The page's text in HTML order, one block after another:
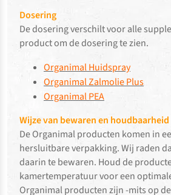
Dosering
De dosering verschilt voor alle
product om de dosering te zien.
Organimal Huidspray
Organimal Zalmolie Plus
Organimal PEA
Wijze van bewaren en houdbaarheid
De Organimal producten komen in
hersluitbare verpakking. Wij raden
daarin te bewaren. Houd de
kamertemperatuur voor een
Organimal producten zijn -mits op